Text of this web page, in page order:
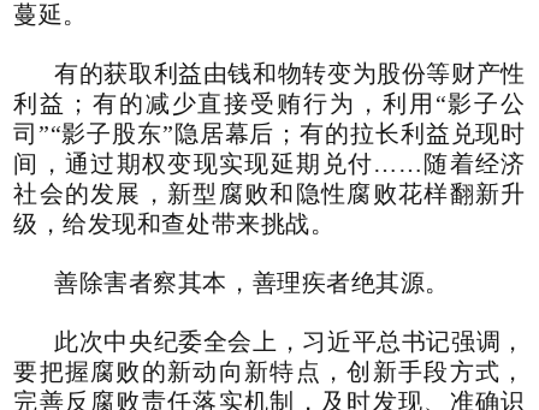
蔓延。
有的获取利益由钱和物转变为股份等财产性
利益；有的减少直接受贿行为，利用“影子公
司”“影子股东”隐居幕后；有的拉长利益兑现时
间，通过期权变现实现延期兑付……随着经济
社会的发展，新型腐败和隐性腐败花样翻新升
级，给发现和查处带来挑战。
善除害者察其本，善理疾者绝其源。
此次中央纪委全会上，习近平总书记强调，
要把握腐败的新动向新特点，创新手段方式，
完善反腐败责任落实机制，及时发现、准确识